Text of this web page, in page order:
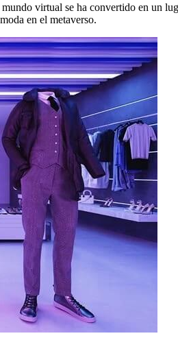
virtual se ha convertido en un
en el metaverso.